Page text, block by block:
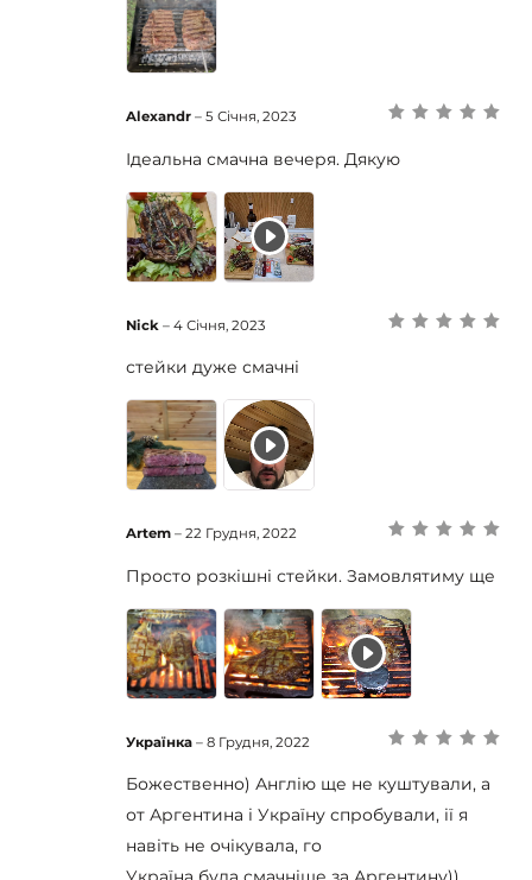
5
Alexandr – 5 Січня, 2023
Ідеальна смачна вечеря. Дякую
Nick – 4 Січня, 2023
стейки дуже смачні
5
Artem – 22 Грудня, 2022
Просто розкішні стейки. Замовлятиму ще
5
Українка – 8 Грудня, 2022
Божественно) Англію ще не куштували, а
от Аргентина і Україну спробували, ії я
навіть не очікувала, го